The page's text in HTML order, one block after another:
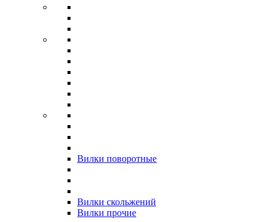
Вилки поворотные
Вилки скольжений
Вилки прочие